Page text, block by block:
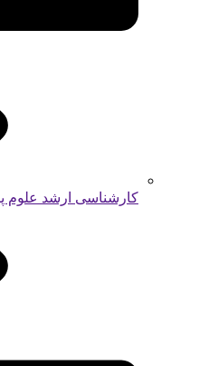
کارشناسی ارشد علوم